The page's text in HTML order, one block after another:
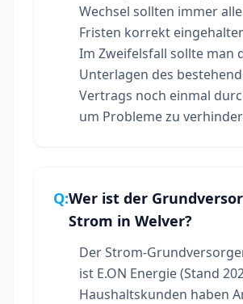
Wechsel sollten immer
Fristen korrekt
Im Zweifelsfall sollte man
Unterlagen des
Vertrags noch einmal
um Probleme zu
Q:Wer ist der
Strom in Welver?
Der Strom-
ist E.ON Energie (Stand
Haushaltskunden haben